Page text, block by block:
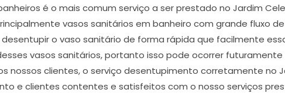
é o mais comum serviço a ser prestado no Jardim
vasos sanitários em banheiro com grande fluxo
o vaso sanitário de forma rápida que facilmente
vasos sanitários, portanto isso pode ocorrer futuramente
nossos clientes, o serviço desentupimento corretamente no
e clientes contentes e satisfeitos com o nosso serviços